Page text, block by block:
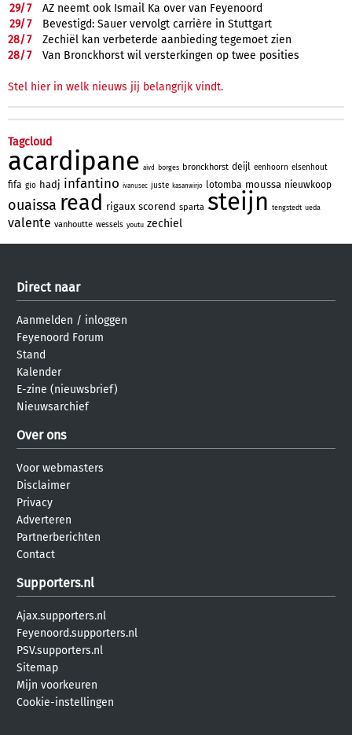
29/7
AZ neemt ook Ismail Ka over van Feyenoord
29/7
Bevestigd: Sauer vervolgt carrière in Stuttgart
28/7
Zechiël kan verbeterde aanbieding tegemoet zien
28/7 Van Bronckhorst wil versterkingen op twee posities
Stel hier in welk nieuws jij belangrijk vindt.
Tagcloud
acardipane aivd borges bronckhorst deijl eenhoorn elsenhout
fifa gio hadj infantino ivanusec juste kasanwirjo lotomba moussa nieuwkoop
ouaissa read rigaux scorend sparta steijn tengstedt ueda
valente vanhoutte wessels youtu zechiel
Direct naar
Aanmelden / inloggen
Feyenoord Forum
Stand
Kalender
E-zine (nieuwsbrief)
Nieuwsarchief
Over ons
Voor webmasters
Disclaimer
Privacy
Adverteren
Partnerberichten
Contact
Supporters.nl
Ajax.supporters.nl
Feyenoord.supporters.nl
PSV.supporters.nl
Sitemap
Mijn voorkeuren
Cookie-instellingen